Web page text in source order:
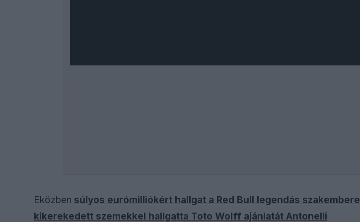
Eközben súlyos eurómilliókért hallgat a Red Bull legendás szakembere
kikerekedett szemekkel hallgatta Toto Wolff ajánlatát Antonelli